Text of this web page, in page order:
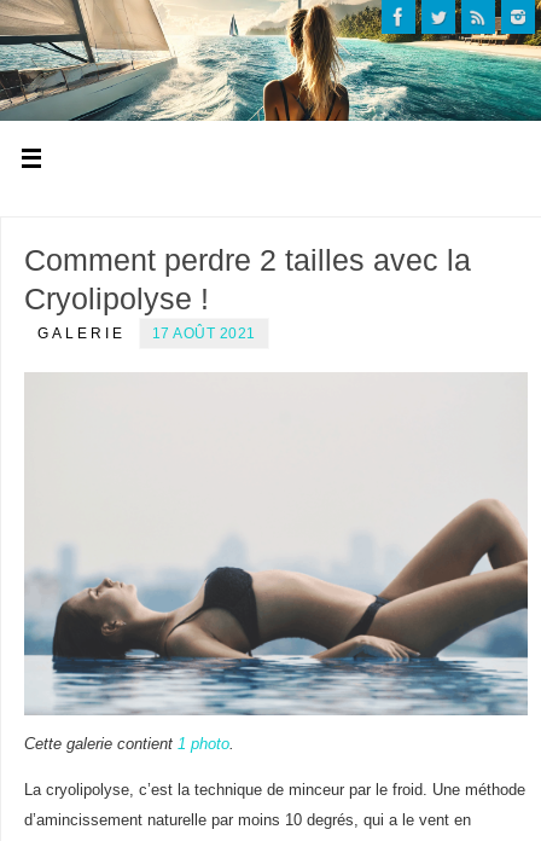
Comment perdre 2 tailles avec la
Cryolipolyse !
GALERIE 17 AOÛT 2021
Cette galerie contient 1 photo.
La cryolipolyse, c’est la technique de minceur par le froid. Une méthode
d’amincissement naturelle par moins 10 degrés, qui a le vent en